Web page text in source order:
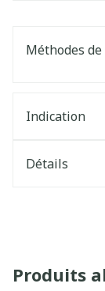
Méthodes
Indication
Détails
Produits